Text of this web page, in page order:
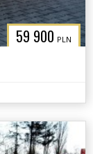
59 900 PLN